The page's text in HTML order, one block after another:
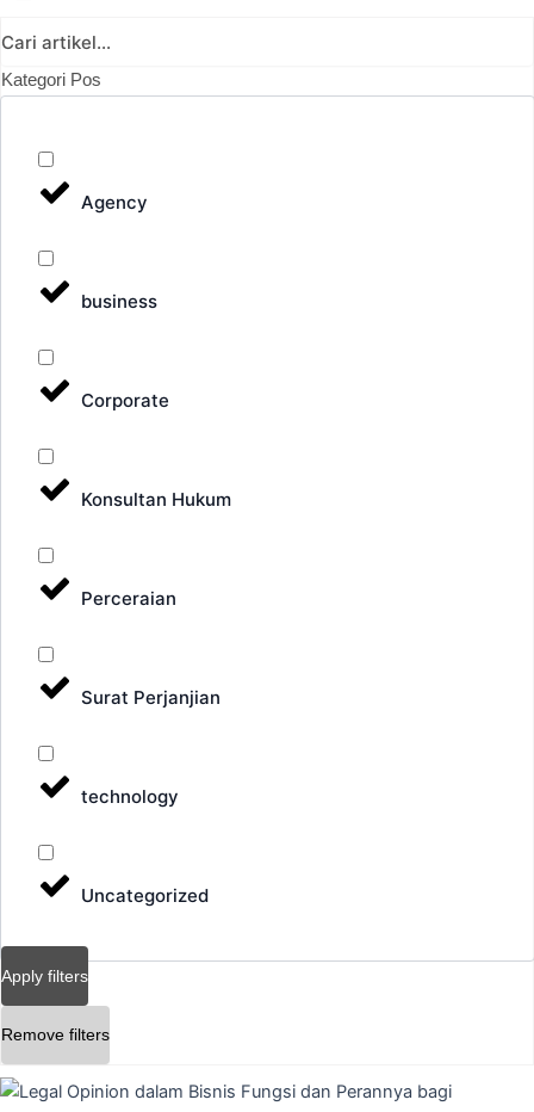
Kategori Pos
Agency
business
Corporate
Konsultan Hukum
Perceraian
Surat Perjanjian
technology
Uncategorized
Apply filters
Remove filters